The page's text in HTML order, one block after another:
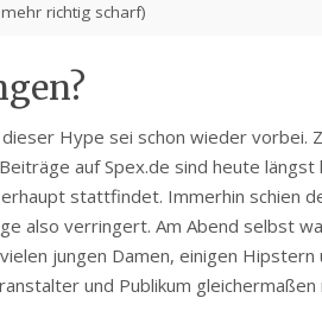
richtig scharf)
Hype sei schon wieder vorbei.
auf Spex.de sind heute längst
stattfindet. Immerhin schien
also verringert. Am Abend selbst
jungen Damen, einigen Hipstern
und Publikum